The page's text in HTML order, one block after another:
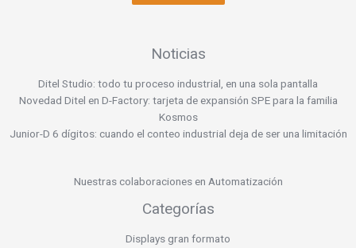
Noticias
Ditel Studio: todo tu proceso industrial, en una sola pantalla
Novedad Ditel en D-Factory: tarjeta de expansión SPE para la familia
Kosmos
Junior-D 6 dígitos: cuando el conteo industrial deja de ser una limitación
Nuestras colaboraciones en Automatización
Categorías
Displays gran formato